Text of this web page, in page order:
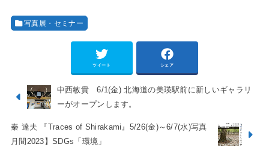
写真展・セミナー
ツイート シェア
中西敏貴 6/1(金) 北海道の美瑛駅前に新しいギャラリ
ーがオープンします。
秦 達夫 『Traces of Shirakami』5/26(金)～6/7(水)写真
月間2023】SDGs「環境」